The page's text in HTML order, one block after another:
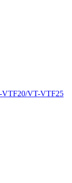
VTF20/VT-VTF25